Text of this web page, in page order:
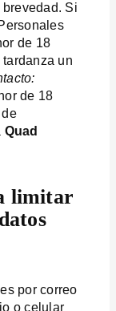
Si
de 18
un
de 18
Quad
limitar
por correo
o celular